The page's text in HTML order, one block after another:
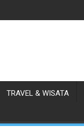
TRAVEL & WISATA